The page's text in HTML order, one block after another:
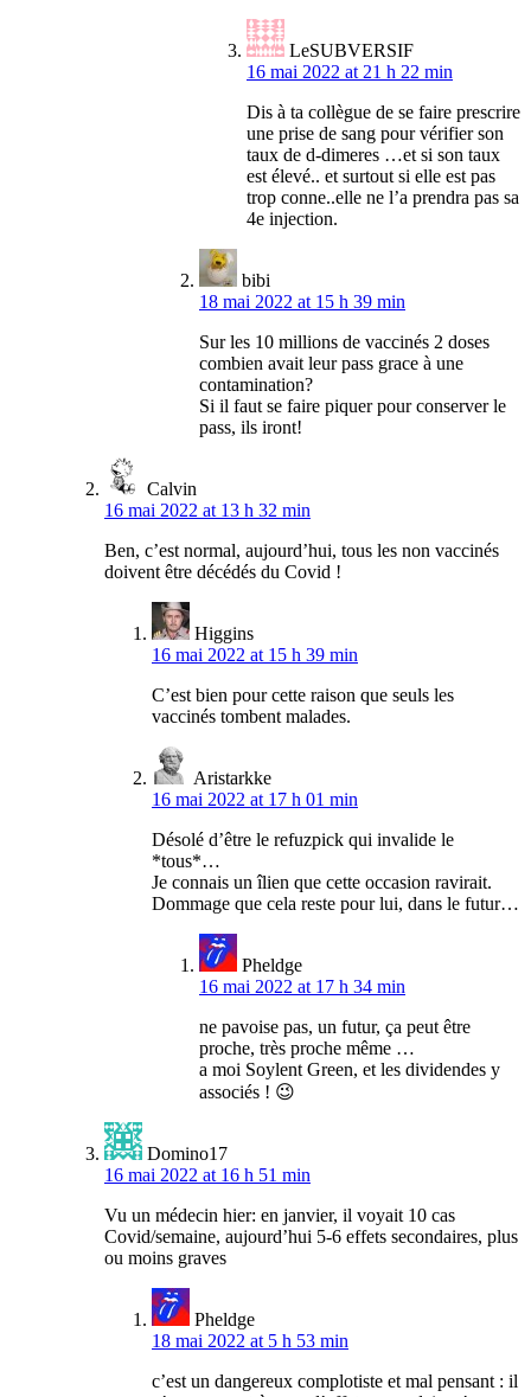
LeSUBVERSIF
16 mai 2022 at 21 h 22 min
Dis à ta collègue de se faire prescrire
une prise de sang pour vérifier son
taux de d-dimeres …et si son taux
est élevé.. et surtout si elle est pas
trop conne..elle ne l’a prendra pas sa
4e injection.
bibi
18 mai 2022 at 15 h 39 min
Sur les 10 millions de vaccinés 2 doses
combien avait leur pass grace à une
contamination?
Si il faut se faire piquer pour conserver le
pass, ils iront!
Calvin
16 mai 2022 at 13 h 32 min
Ben, c’est normal, aujourd’hui, tous les non vaccinés
doivent être décédés du Covid !
Higgins
16 mai 2022 at 15 h 39 min
C’est bien pour cette raison que seuls les
vaccinés tombent malades.
Aristarkke
16 mai 2022 at 17 h 01 min
Désolé d’être le refuzpick qui invalide le
*tous*…
Je connais un îlien que cette occasion ravirait.
Dommage que cela reste pour lui, dans le futur…
Pheldge
16 mai 2022 at 17 h 34 min
ne pavoise pas, un futur, ça peut être
proche, très proche même …
a moi Soylent Green, et les dividendes y
associés ! 😉
Domino17
16 mai 2022 at 16 h 51 min
Vu un médecin hier: en janvier, il voyait 10 cas
Covid/semaine, aujourd’hui 5-6 effets secondaires, plus
ou moins graves
Pheldge
18 mai 2022 at 5 h 53 min
c’est un dangereux complotiste et mal pensant : il